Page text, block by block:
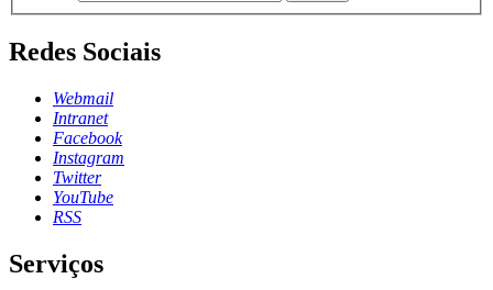
Redes Sociais
Webmail
Intranet
Facebook
Instagram
Twitter
YouTube
RSS
Serviços